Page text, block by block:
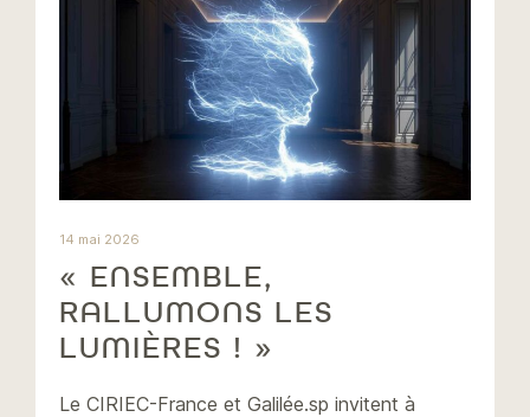
14 mai 2026
« ENSEMBLE,
RALLUMONS LES
LUMIÈRES ! »
Le CIRIEC-France et Galilée.sp invitent à